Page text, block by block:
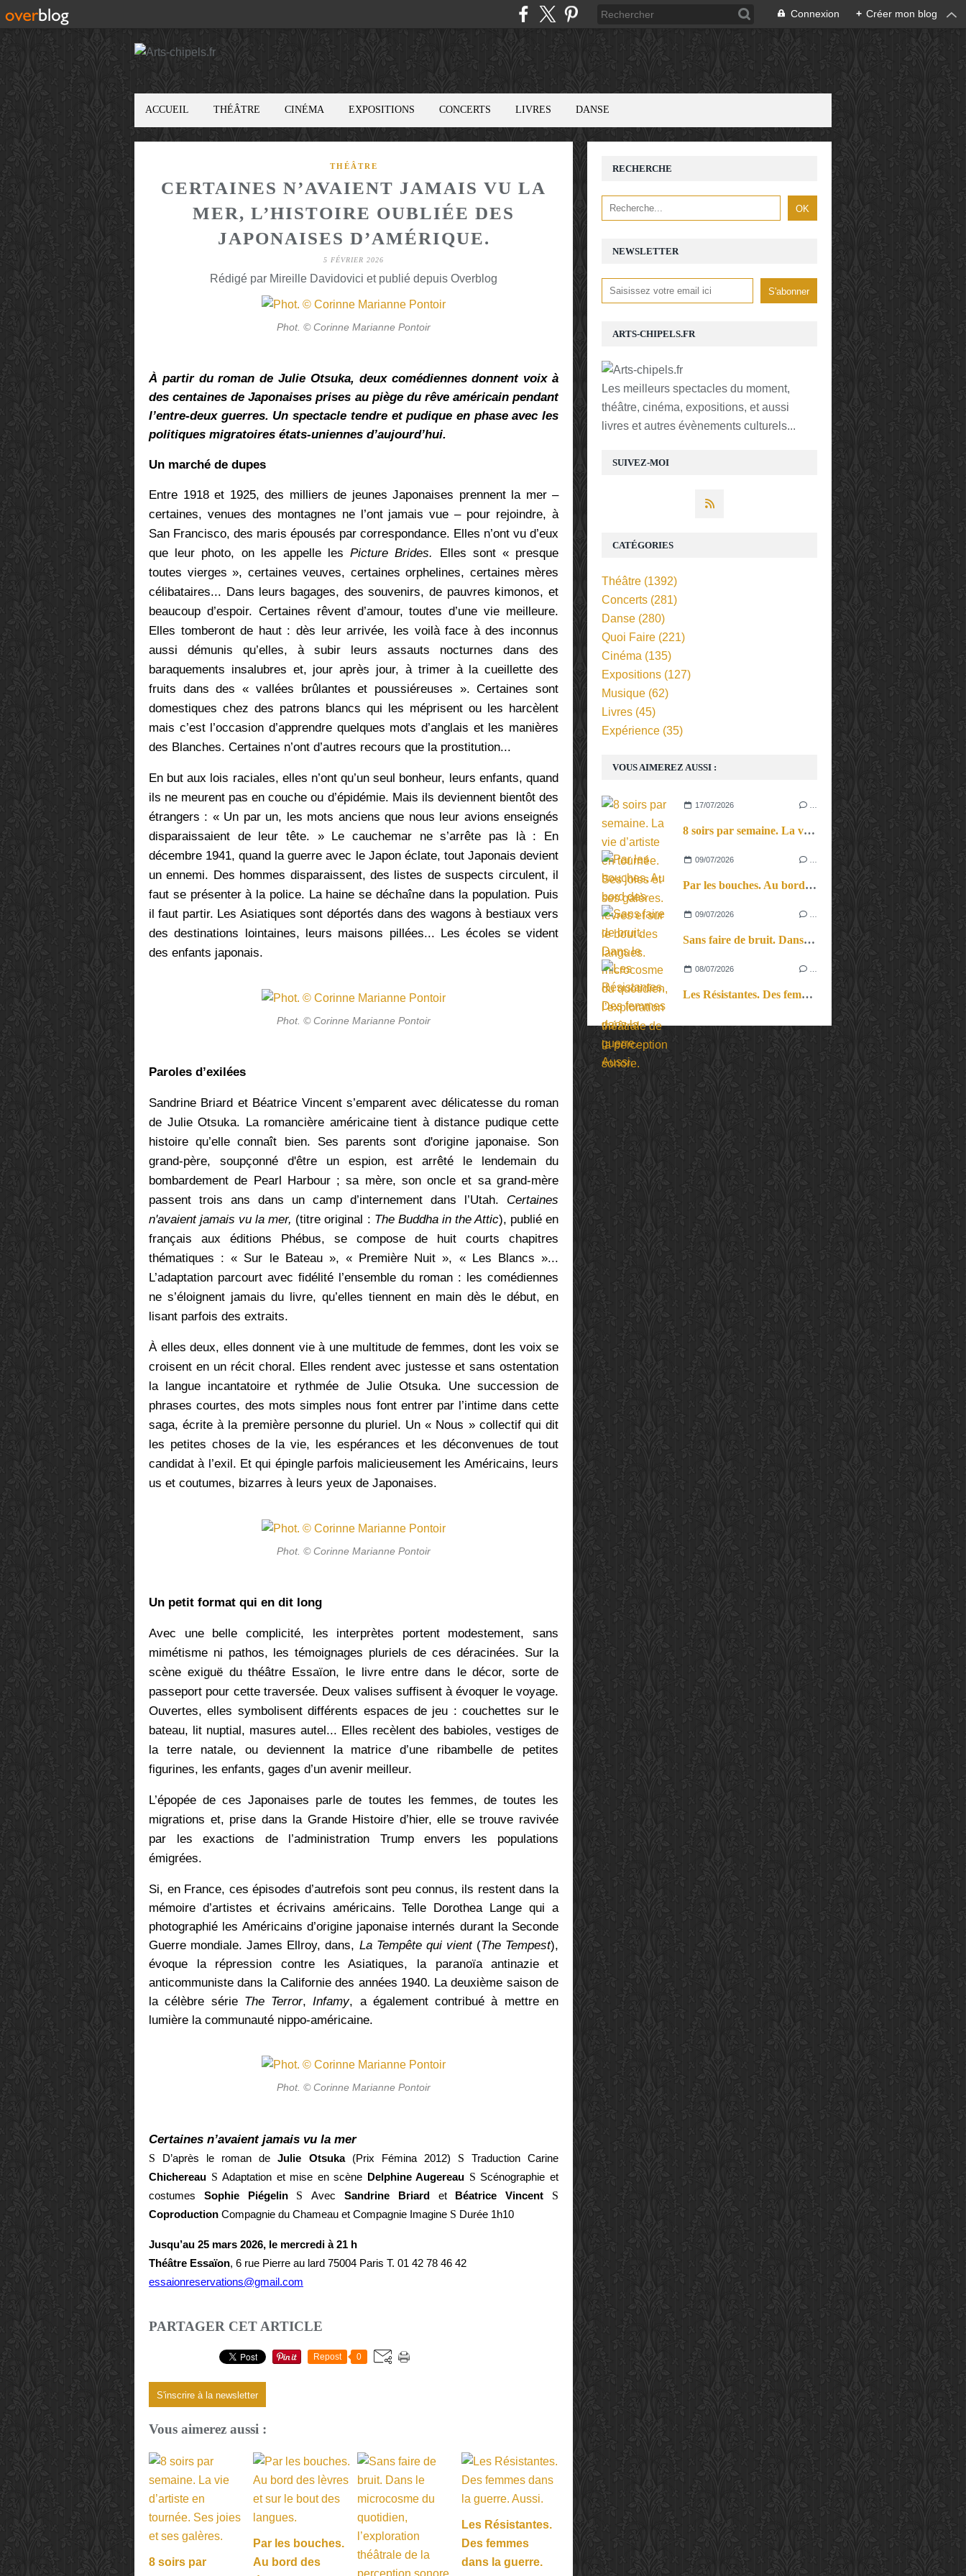
Connexion + Créer mon blog
ACCUEIL THÉÂTRE CINÉMA EXPOSITIONS CONCERTS LIVRES DANSE
THÉÂTRE
CERTAINES N’AVAIENT JAMAIS VU LA
MER, L’HISTOIRE OUBLIÉE DES
JAPONAISES D’AMÉRIQUE.
5 FÉVRIER 2026
Rédigé par Mireille Davidovici et publié depuis Overblog
Phot. © Corinne Marianne Pontoir
À partir du roman de Julie Otsuka, deux comédiennes donnent voix à
des centaines de Japonaises prises au piège du rêve américain pendant
l’entre-deux guerres. Un spectacle tendre et pudique en phase avec les
politiques migratoires états-uniennes d’aujourd’hui.
Un marché de dupes
Entre 1918 et 1925, des milliers de jeunes Japonaises prennent la mer –
certaines, venues des montagnes ne l’ont jamais vue – pour rejoindre, à
San Francisco, des maris épousés par correspondance. Elles n’ont vu d’eux
que leur photo, on les appelle lesPicture Brides. Elles sont « presque
toutes vierges », certaines veuves, certaines orphelines, certaines mères
célibataires... Dans leurs bagages, des souvenirs, de pauvres kimonos, et
beaucoup d’espoir. Certaines rêvent d’amour, toutes d’une vie meilleure.
Elles tomberont de haut : dès leur arrivée, les voilà face à des inconnus
aussi démunis qu’elles, à subir leurs assauts nocturnes dans des
baraquements insalubres et, jour après jour, à trimer à la cueillette des
fruits dans des« vallées brûlantes et poussiéreuses ». Certaines sont
domestiques chez des patrons blancs qui les méprisent ou les harcèlent
mais c’est l’occasion d’apprendre quelques mots d’anglais et les manières
des Blanches. Certaines n’ont d’autres recours que la prostitution...
En but aux lois raciales, elles n’ont qu’un seul bonheur, leurs enfants, quand
ils ne meurent pas en couche ou d’épidémie. Mais ils deviennent bientôt des
étrangers : « Un par un, les mots anciens que nous leur avions enseignés
disparaissaient de leur tête. »Le cauchemar ne s’arrête pas là : En
décembre 1941, quand la guerre avec le Japon éclate, tout Japonais devient
un ennemi. Des hommes disparaissent, des listes de suspects circulent, il
faut se présenter à la police. La haine se déchaîne dans la population. Puis
il faut partir. Les Asiatiques sont déportés dans des wagons à bestiaux vers
des destinations lointaines, leurs maisons pillées... Les écoles se vident
des enfants japonais.
Phot. © Corinne Marianne Pontoir
Paroles d’exilées
Sandrine Briard et Béatrice Vincent s’emparent avec délicatesse du roman
de Julie Otsuka. La romancière américaine tient à distance pudique cette
histoire qu’elle connaît bien. Ses parents sont d'origine japonaise. Son
grand-père, soupçonné d'être un espion, est arrêté le lendemain du
bombardement de Pearl Harbour ; sa mère, son oncle et sa grand-mère
passent trois ans dans un camp d’internement dans l’Utah. Certaines
n'avaient jamais vu la mer, (titre original : The Buddha in the Attic), publié en
français aux éditions Phébus, se compose de huit courts chapitres
thématiques : « Sur le Bateau », « Première Nuit », « Les Blancs »...
L’adaptation parcourt avec fidélité l’ensemble du roman : les comédiennes
ne s’éloignent jamais du livre, qu’elles tiennent en main dès le début, en
lisant parfois des extraits.
À elles deux, elles donnent vie à une multitude de femmes, dont les voix se
croisent en un récit choral. Elles rendent avec justesse et sans ostentation
la langue incantatoire et rythmée de Julie Otsuka. Une succession de
phrases courtes, des mots simples nous font entrer par l’intime dans cette
saga,écrite à la première personne du pluriel. Un « Nous » collectif qui dit
les petites choses de la vie, les espérances et les déconvenues de tout
candidat à l’exil. Et qui épingle parfois malicieusement les Américains, leurs
us et coutumes, bizarres à leurs yeux de Japonaises.
Phot. © Corinne Marianne Pontoir
Un petit format qui en dit long
Avec une belle complicité, les interprètes portent modestement, sans
mimétisme ni pathos, les témoignages pluriels de ces déracinées. Sur la
scène exiguë du théâtre Essaïon, le livre entre dans le décor, sorte de
passeport pour cette traversée. Deux valises suffisent à évoquer le voyage.
Ouvertes, elles symbolisent différents espaces de jeu : couchettes sur le
bateau, lit nuptial, masures autel... Elles recèlent des babioles, vestiges de
la terre natale, ou deviennent la matrice d’une ribambelle de petites
figurines, les enfants, gages d’un avenir meilleur.
L’épopée de ces Japonaises parle de toutes les femmes, de toutes les
migrations et, prise dans la Grande Histoire d’hier, elle se trouve ravivée
par les exactions de l’administration Trump envers les populations
émigrées.
Si, en France, ces épisodes d’autrefois sont peu connus, ils restent dans la
mémoire d’artistes et écrivains américains. Telle Dorothea Lange qui a
photographié les Américains d’origine japonaise internés durant la Seconde
Guerre mondiale.James Ellroy, dans, La Tempête qui vient(The Tempest),
évoque la répression contre les
Asiatiques, la paranoïa antinazie et
anticommuniste dans la Californie des années 1940. La deuxième saison de
la célèbre série The Terror,Infamy, a également contribué à mettre en
lumière la communauté nippo-américaine.
Phot. © Corinne Marianne Pontoir
Certaines n’avaient jamais vu la mer
S D’après le roman deJulie Otsuka (Prix Fémina 2012) S
Traduction Carine
Chichereau S Adaptation et mise en scène Delphine Augereau S Scénographie et
costumes Sophie Piégelin S AvecSandrine Briardet Béatrice Vincent
S
Coproduction Compagnie du Chameau et Compagnie Imagine S Durée 1h10
Jusqu’au 25 mars 2026, le mercredi à 21 h
Théâtre Essaïon, 6 rue Pierre au lard 75004 Paris T. 01 42 78 46 42
essaionreservations@gmail.com
PARTAGER CET ARTICLE
Repost 0
S'inscrire à la newsletter
Vous aimerez aussi :
8 soirs par
Par les bouches.
Au bord des
Les Résistantes.
Des femmes
dans la guerre.
NEWSLETTER
SUIVEZ-MOI
RECHERCHE
ARTS-CHIPELS.FR
Les meilleurs spectacles du moment,
théâtre, cinéma, expositions, et aussi
livres et autres évènements culturels...
VOUS AIMEREZ AUSSI :
17/07/2026
8 soirs par semaine. La vie d’artiste en tournée. Ses joies et ses galères.
09/07/2026
Par les bouches. Au bord des lèvres et sur le bout des langues.
09/07/2026
Sans faire de bruit. Dans le microcosme du quotidien, l’exploration théâtrale de la perception sonore.
08/07/2026
Les Résistantes. Des femmes dans la guerre. Aussi.
CATÉGORIES
Théâtre (1392)
Concerts (281)
Danse (280)
Quoi Faire (221)
Cinéma (135)
Expositions (127)
Musique (62)
Livres (45)
Expérience (35)